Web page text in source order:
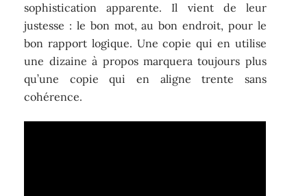
sophistication apparente. Il vient de leur
justesse : le bon mot, au bon endroit, pour le
bon rapport logique. Une copie qui en utilise
une dizaine à propos marquera toujours plus
qu’une copie qui en aligne trente sans
cohérence.